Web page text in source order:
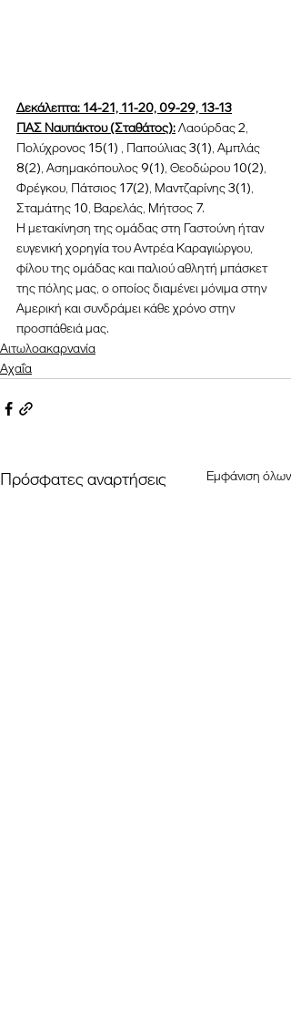
Δεκάλεπτα: 14-21, 11-20, 09-29, 13-13
ΠΑΣ Ναυπάκτου (Σταθάτος): Λαούρδας 2,
Πολύχρονος 15(1) , Παπούλιας 3(1), Αμπλάς
8(2), Ασημακόπουλος 9(1), Θεοδώρου 10(2),
Φρέγκου, Πάτσιος 17(2), Μαντζαρίνης 3(1),
Σταμάτης 10, Βαρελάς, Μήτσος 7.
Η μετακίνηση της ομάδας στη Γαστούνη ήταν
ευγενική χορηγία του Αντρέα Καραγιώργου,
φίλου της ομάδας και παλιού αθλητή μπάσκετ
της πόλης μας, ο οποίος διαμένει μόνιμα στην
Αμερική και συνδράμει κάθε χρόνο στην
προσπάθειά μας.
Αιτωλοακαρνανία
Αχαΐα
Πρόσφατες αναρτήσεις Εμφάνιση όλων